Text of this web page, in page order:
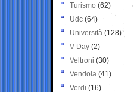
Turismo (62)
Udc (64)
Università (128)
V-Day (2)
Veltroni (30)
Vendola (41)
Verdi (16)